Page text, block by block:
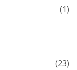
(1)
(23)